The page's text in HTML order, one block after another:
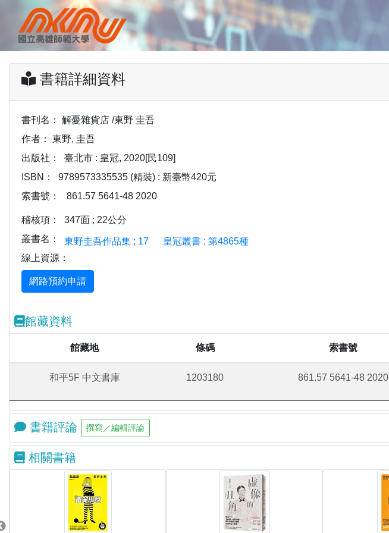
書籍詳細資料
書刊名：
解憂雜貨店 /東野 圭吾
作者：
東野, 圭吾
出版社：
臺北市 : 皇冠, 2020[民109]
ISBN：
9789573335535 (精裝) : 新臺幣420元
索書號：
861.57 5641-48 2020
稽核項：
347面 ; 22公分
叢書名：
東野圭吾作品集 ; 17
皇冠叢書 ; 第4865種
線上資源：
館藏資料
館藏地 條碼 索書號
和平5F 中文書庫 1203180 861.57 5641-48 2020
書籍評論
相關書籍